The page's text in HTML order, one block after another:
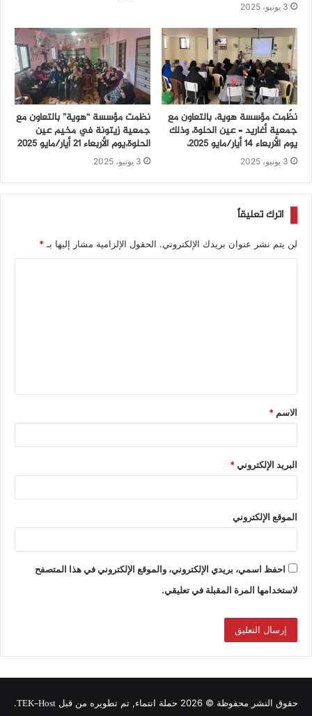
3 يونيو، 2025
نظّمت مؤسسة هوية، بالتعاون مع
جمعية أغاريد – عين الحلوة، وذلك
يوم الأربعاء 14 أيار/مايو 2025،
3 يونيو، 2025
نظمت مؤسسة “هوية” بالتعاون مع
جمعية زيتونة في مخيم عين
الحلوة،يوم الأربعاء 21 أيار/مايو 2025
3 يونيو، 2025
اترك تعليقاً
لن يتم نشر عنوان بريدك الإلكتروني. الحقول الإلزامية مشار إليها بـ *
الاسم *
البريد الإلكتروني*
الموقع الإلكتروني
احفظ اسمي، بريدي الإلكتروني، والموقع الإلكتروني في هذا المتصفح
لاستخدامها المرة المقبلة في تعليقي.
حقوق النشر محفوظة © 2026 حملة انتماء, تم تطويره من قبل TEK-Host
.